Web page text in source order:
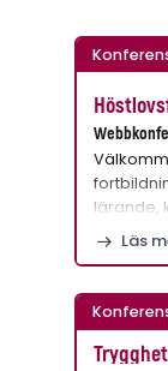
lärande,
Läs